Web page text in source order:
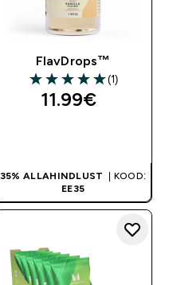
FlavDrops™
5 out of 5 stars
(1)
11.99€‎
35% ALLAHINDLUST
| KOOD:
EE35